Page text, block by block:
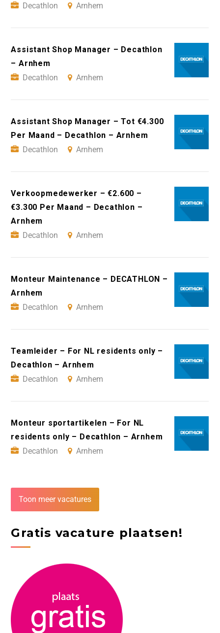
Decathlon
Arnhem
Assistant Shop Manager – Decathlon
– Arnhem
Decathlon
Arnhem
Assistant Shop Manager – Tot €4.300
Per Maand – Decathlon – Arnhem
Decathlon
Arnhem
Verkoopmedewerker – €2.600 –
€3.300 Per Maand – Decathlon –
Arnhem
Decathlon
Arnhem
Monteur Maintenance – DECATHLON –
Arnhem
Decathlon
Arnhem
Teamleider – For NL residents only –
Decathlon – Arnhem
Decathlon
Arnhem
Monteur sportartikelen – For NL
residents only – Decathlon – Arnhem
Decathlon
Arnhem
Toon meer vacatures
Gratis vacature plaatsen!